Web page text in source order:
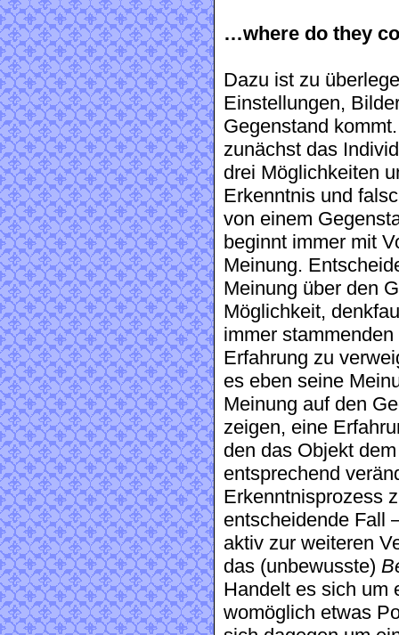
…where do they
Dazu ist zu
Einstellungen,
Gegenstand
zunächst das
drei Möglichkeiten
Erkenntnis und
von einem
beginnt immer mit
Meinung.
Meinung über den
Möglichkeit,
immer
Erfahrung zu
es eben seine
Meinung auf den
zeigen, eine
den das Objekt
entsprechend
Erkenntnisprozess
entscheidende Fall
aktiv zur weiteren
das (unbewusste)
Handelt es sich um
womöglich etwas